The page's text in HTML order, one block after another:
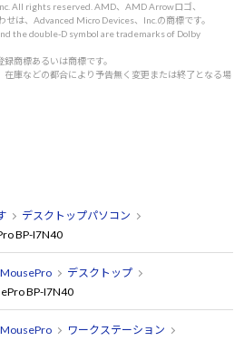
All rights reserved. AMD、AMD Arrowロゴ、
は、Advanced Micro Devices、Inc.の商標です。
the double-D symbol are trademarks of Dolby
商標あるいは商標です。
在庫などの都合により予告無く変更または終了となる場
デスクトップパソコン
BP-I7N40
MousePro
デスクトップ
BP-I7N40
MousePro
ワークステーション